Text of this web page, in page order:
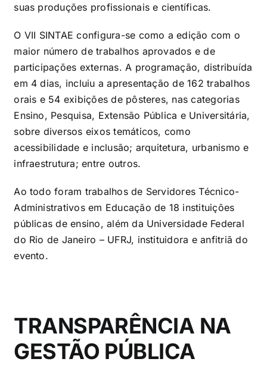
suas produções profissionais e científicas.
O VII SINTAE configura-se como a edição com o
maior número de trabalhos aprovados e de
participações externas. A programação, distribuída
em 4 dias, incluiu a apresentação de 162 trabalhos
orais e 54 exibições de pôsteres, nas categorias
Ensino, Pesquisa, Extensão Pública e Universitária,
sobre diversos eixos temáticos, como
acessibilidade e inclusão; arquitetura, urbanismo e
infraestrutura; entre outros.
Ao todo foram trabalhos de Servidores Técnico-
Administrativos em Educação de 18 instituições
públicas de ensino, além da Universidade Federal
do Rio de Janeiro – UFRJ, instituidora e anfitriã do
evento.
TRANSPARÊNCIA NA
GESTÃO PÚBLICA